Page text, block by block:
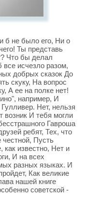
б не было его, Ни о
Ты представь
Что бы делал
исчезло разом,
добрых сказок До
скуку, На вопрос
А ее на полке нет!
например, И
Нет, нельзя
возник И тебя могли
Гавроша
ребят, Тех, что
честной, Пусть
как известно, Нет и
И на всех
разных языках. И
Как великие
нашей книге
советской -